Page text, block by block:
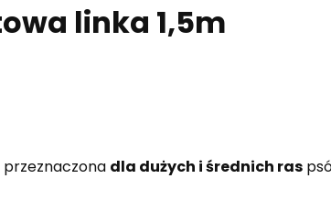
linka 1,5m
przeznaczona dla dużych i średnich ras